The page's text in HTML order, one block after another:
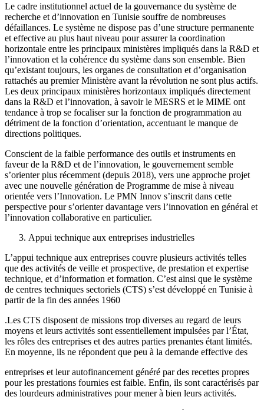
Le cadre institutionnel actuel de la gouvernance du système de
recherche et d’innovation en Tunisie souffre de nombreuses
défaillances. Le système ne dispose pas d’une structure permanente
et effective au plus haut niveau pour assurer la coordination
horizontale entre les principaux ministères impliqués dans la R&D et
l’innovation et la cohérence du système dans son ensemble. Bien
qu’existant toujours, les organes de consultation et d’organisation
rattachés au premier Ministère avant la révolution ne sont plus actifs.
Les deux principaux ministères horizontaux impliqués directement
dans la R&D et l’innovation, à savoir le MESRS et le MIME ont
tendance à trop se focaliser sur la fonction de programmation au
détriment de la fonction d’orientation, accentuant le manque de
directions politiques.
Conscient de la faible performance des outils et instruments en
faveur de la R&D et de l’innovation, le gouvernement semble
s’orienter plus récemment (depuis 2018), vers une approche projet
avec une nouvelle génération de Programme de mise à niveau
orientée vers l’Innovation. Le PMN Innov s’inscrit dans cette
perspective pour s’orienter davantage vers l’innovation en général et
l’innovation collaborative en particulier.
Appui technique aux entreprises industrielles
L’appui technique aux entreprises couvre plusieurs activités telles
que des activités de veille et prospective, de prestation et expertise
technique, et d’information et formation. C’est ainsi que le système
de centres techniques sectoriels (CTS) s’est développé en Tunisie à
partir de la fin des années 1960
.Les CTS disposent de missions trop diverses au regard de leurs
moyens et leurs activités sont essentiellement impulsées par l’État,
les rôles des entreprises et des autres parties prenantes étant limités.
En moyenne, ils ne répondent que peu à la demande effective des
entreprises et leur autofinancement généré par des recettes propres
pour les prestations fournies est faible. Enfin, ils sont caractérisés par
des lourdeurs administratives pour mener à bien leurs activités.